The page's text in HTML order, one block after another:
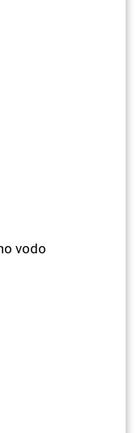
vodo